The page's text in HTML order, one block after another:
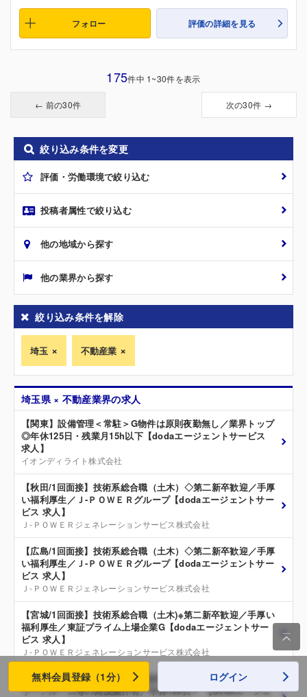
フォロー 評価の詳細を見る
175件中 1~30件を表示
← 前の30件 次の30件 →
絞り込み条件を変更
評価・労働環境で絞り込む
投稿者属性で絞り込む
他の地域から探す
他の業界から探す
絞り込み条件を解除
埼玉 不動産業
埼玉県 × 不動産業界の求人
【関東】設備管理＜常駐＞G物件は原則夜勤無し／業界トップ
◎年休125日・残業月15h以下【dodaエージェントサービス
求人】
イオンディライト株式会社
【秋田/1回面接】技術系総合職（土木）◇第二新卒歓迎／手厚
い福利厚生／Ｊ‐ＰＯＷＥＲグループ【dodaエージェントサー
ビス 求人】
Ｊ‐ＰＯＷＥＲジェネレーションサービス株式会社
【広島/1回面接】技術系総合職（土木）◇第二新卒歓迎／手厚
い福利厚生／Ｊ‐ＰＯＷＥＲグループ【dodaエージェントサー
ビス 求人】
Ｊ‐ＰＯＷＥＲジェネレーションサービス株式会社
【宮城/1回面接】技術系総合職（土木)※第二新卒歓迎／手厚い
福利厚生／東証プライム上場企業G【dodaエージェントサー
ビス 求人】
Ｊ‐ＰＯＷＥＲジェネレーションサービス株式会社
【埼玉／資格不問】空調・衛生設備施工管理＜元請９割／ク
リーンルーム等の高度案件有／年休126日＞ 【dodaエージェ

無料会員登録（1分） ログイン